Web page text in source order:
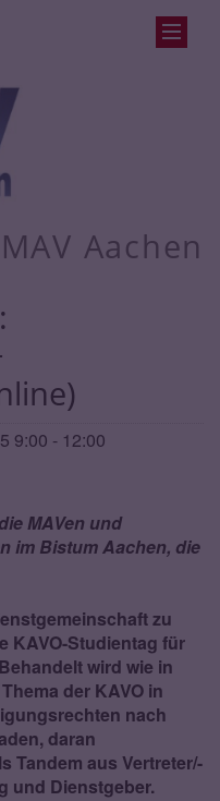
Aachen
9:00 - 12:00
MAVen und
im Bistum Aachen, die
zu
KAVO-Studientag für
wird wie in
der KAVO in
nach
daran
Tandem aus Vertreter/-
und Dienstgeber.